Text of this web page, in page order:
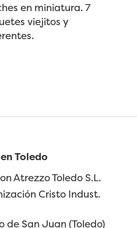
en miniatura. 7
viejitos y
Toledo
Atrezzo Toledo S.L.
Cristo Indust.
de San Juan (Toledo)